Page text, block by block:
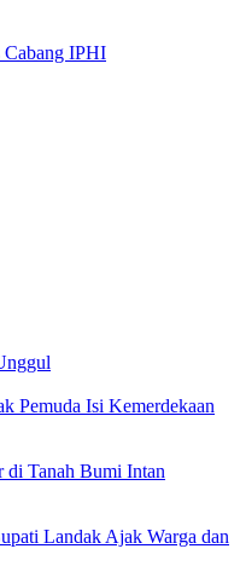
Cabang IPHI
Pemuda Isi Kemerdekaan
di Tanah Bumi Intan
Landak Ajak Warga dan